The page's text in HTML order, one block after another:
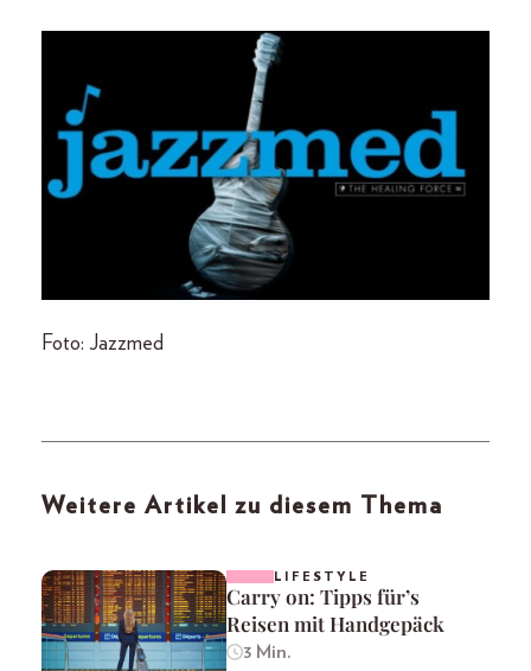
Foto: Jazzmed
Weitere Artikel zu diesem Thema
LIFESTYLE
Carry on: Tipps für’s
Reisen mit Handgepäck
3 Min.